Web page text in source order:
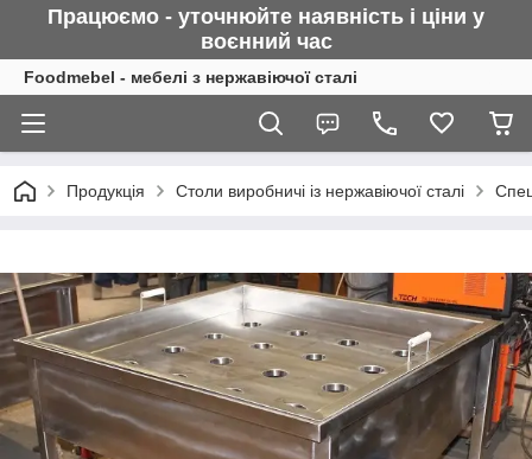
Працюємо - уточнюйте наявність і ціни у
воєнний час
Foodmebel - мебелі з нержавіючої сталі
Продукція Столи виробничі із нержавіючої сталі